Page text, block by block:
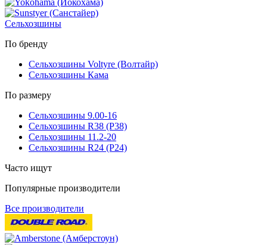
Сельхозшины
По бренду
Сельхозшины Voltyre (Волтайр)
Сельхозшины Кама
По размеру
Сельхозшины 9.00-16
Сельхозшины R38 (Р38)
Сельхозшины 11.2-20
Сельхозшины R24 (Р24)
Часто ищут
Популярные производители
Все производители